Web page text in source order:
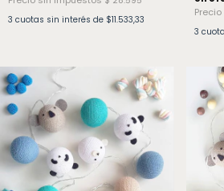
3 cuotas sin interés de $11.533,33
3